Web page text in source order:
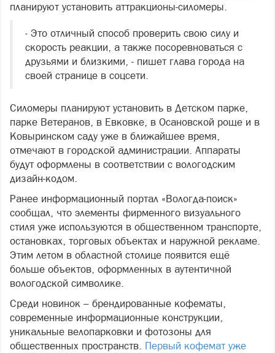
планируют установить аттракционы-силомеры.
- Это отличный способ проверить свою силу и
скорость реакции, а также посоревноваться с
друзьями и близкими, - пишет глава города на
своей странице в соцсети.
Силомеры планируют установить в Детском парке,
парке Ветеранов, в Евковке, в Осановской роще и в
Ковыринском саду уже в ближайшее время,
отмечают в городской администрации. Аппараты
будут оформлены в соответствии с вологодским
дизайн-кодом.
Ранее информационный портал «Вологда-поиск»
сообщал, что элементы фирменного визуального
стиля уже используются в общественном транспорте,
остановках, торговых объектах и наружной рекламе.
Этим летом в областной столице появится ещё
больше объектов, оформленных в аутентичной
вологодской символике.
Среди новинок – брендированные кофематы,
современные информационные конструкции,
уникальные велопарковки и фотозоны для
общественных пространств. Первый кофемат уже